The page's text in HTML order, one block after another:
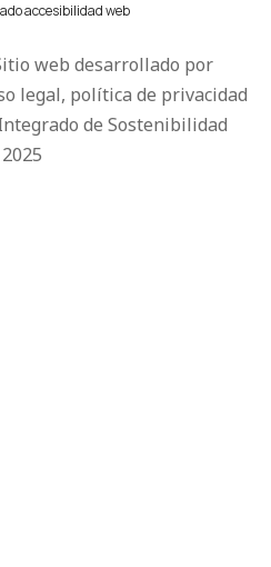
accesibilidad web
web desarrollado por
legal, política de privacidad
de Sostenibilidad
2025